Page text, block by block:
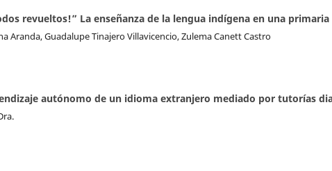
revueltos!” La enseñanza de la lengua indígena en una
Aranda, Guadalupe Tinajero Villavicencio, Zulema Canett Castro
autónomo de un idioma extranjero mediado por tutorías